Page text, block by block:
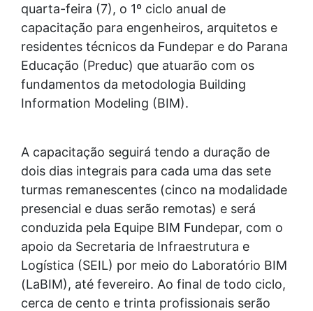
quarta-feira (7), o 1º ciclo anual de
capacitação para engenheiros, arquitetos e
residentes técnicos da Fundepar e do Parana
Educação (Preduc) que atuarão com os
fundamentos da metodologia Building
Information Modeling (BIM).
A capacitação seguirá tendo a duração de
dois dias integrais para cada uma das sete
turmas remanescentes (cinco na modalidade
presencial e duas serão remotas) e será
conduzida pela Equipe BIM Fundepar, com o
apoio da Secretaria de Infraestrutura e
Logística (SEIL) por meio do Laboratório BIM
(LaBIM), até fevereiro. Ao final de todo ciclo,
cerca de cento e trinta profissionais serão